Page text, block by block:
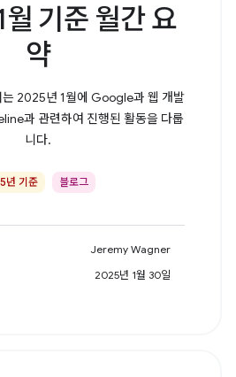
기준 월간 요
약
는 2025년 1월에 Google과 웹 개발
과 관련하여 진행된 활동을 다룹
니다.
년 기준 블로그
Jeremy Wagner
2025년 1월 30일